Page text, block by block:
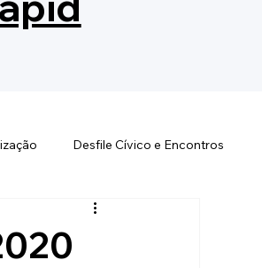
Desfile Cívico e Encontros
Dia Est. Bandas e Fanfarras